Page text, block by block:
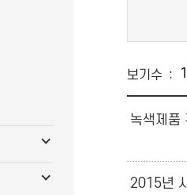
보기수
녹색제품
2015년